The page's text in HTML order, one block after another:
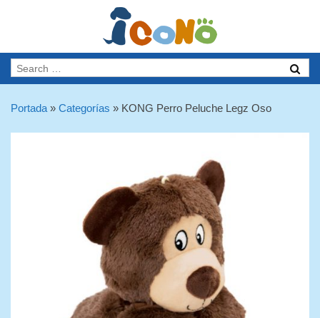
Portada » Categorías » KONG Perro Peluche Legz Oso